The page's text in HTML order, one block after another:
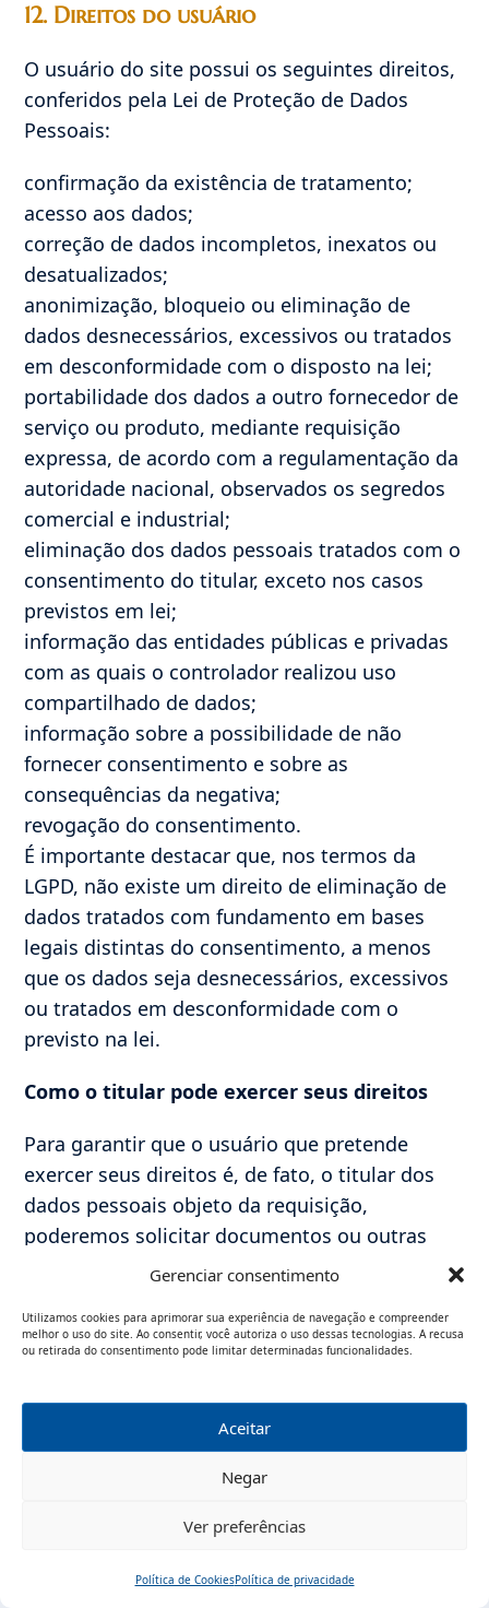
Gerenciar consentimento
Utilizamos cookies para aprimorar sua experiência de navegação e compreender
melhor o uso do site. Ao consentir, você autoriza o uso dessas tecnologias. A recusa
ou retirada do consentimento pode limitar determinadas funcionalidades.
Aceitar
Negar
Ver preferências
Política de CookiesPolítica de privacidade
12. Direitos do usuário
O usuário do site possui os seguintes direitos,
conferidos pela Lei de Proteção de Dados
Pessoais:
confirmação da existência de tratamento;
acesso aos dados;
correção de dados incompletos, inexatos ou
desatualizados;
anonimização, bloqueio ou eliminação de
dados desnecessários, excessivos ou tratados
em desconformidade com o disposto na lei;
portabilidade dos dados a outro fornecedor de
serviço ou produto, mediante requisição
expressa, de acordo com a regulamentação da
autoridade nacional, observados os segredos
comercial e industrial;
eliminação dos dados pessoais tratados com o
consentimento do titular, exceto nos casos
previstos em lei;
informação das entidades públicas e privadas
com as quais o controlador realizou uso
compartilhado de dados;
informação sobre a possibilidade de não
fornecer consentimento e sobre as
consequências da negativa;
revogação do consentimento.
É importante destacar que, nos termos da
LGPD, não existe um direito de eliminação de
dados tratados com fundamento em bases
legais distintas do consentimento, a menos
que os dados seja desnecessários, excessivos
ou tratados em desconformidade com o
previsto na lei.
Como o titular pode exercer seus direitos
Para garantir que o usuário que pretende
exercer seus direitos é, de fato, o titular dos
dados pessoais objeto da requisição,
poderemos solicitar documentos ou outras
informações que possam auxiliar em sua
nossos direitos e os direitos de terceiros. Isto
somente será feito, porém, se for
receberá todas as informações relacionadas.
13. Medidas de segurança no tratamento
aptas a proteger os dados pessoais de acessos